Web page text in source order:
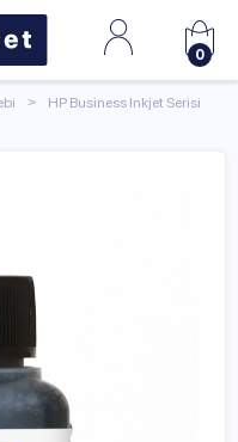
0
HP Business Inkjet Serisi